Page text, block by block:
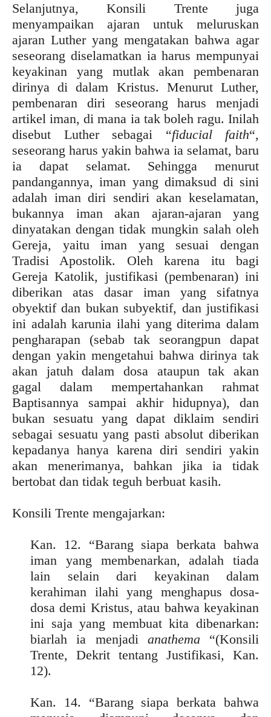
Selanjutnya, Konsili Trente juga
menyampaikan ajaran untuk meluruskan
ajaran Luther yang mengatakan bahwa agar
seseorang diselamatkan ia harus mempunyai
keyakinan yang mutlak akan pembenaran
dirinya di dalam Kristus. Menurut Luther,
pembenaran diri seseorang harus menjadi
artikel iman, di mana ia tak boleh ragu. Inilah
disebut Luther sebagai “fiducial faith“,
seseorang harus yakin bahwa ia selamat, baru
ia dapat selamat. Sehingga menurut
pandangannya, iman yang dimaksud di sini
adalah iman diri sendiri akan keselamatan,
bukannya iman akan ajaran-ajaran yang
dinyatakan dengan tidak mungkin salah oleh
Gereja, yaitu iman yang sesuai dengan
Tradisi Apostolik. Oleh karena itu bagi
Gereja Katolik, justifikasi (pembenaran) ini
diberikan atas dasar iman yang sifatnya
obyektif dan bukan subyektif, dan justifikasi
ini adalah karunia ilahi yang diterima dalam
pengharapan (sebab tak seorangpun dapat
dengan yakin mengetahui bahwa dirinya tak
akan jatuh dalam dosa ataupun tak akan
gagal dalam mempertahankan rahmat
Baptisannya sampai akhir hidupnya), dan
bukan sesuatu yang dapat diklaim sendiri
sebagai sesuatu yang pasti absolut diberikan
kepadanya hanya karena diri sendiri yakin
akan menerimanya, bahkan jika ia tidak
bertobat dan tidak teguh berbuat kasih.
Konsili Trente mengajarkan:
Kan. 12. “Barang siapa berkata bahwa
iman yang membenarkan, adalah tiada
lain selain dari keyakinan dalam
kerahiman ilahi yang menghapus dosa-
dosa demi Kristus, atau bahwa keyakinan
ini saja yang membuat kita dibenarkan:
biarlah ia menjadi anathema “(Konsili
Trente, Dekrit tentang Justifikasi, Kan.
12).
Kan. 14. “Barang siapa berkata bahwa